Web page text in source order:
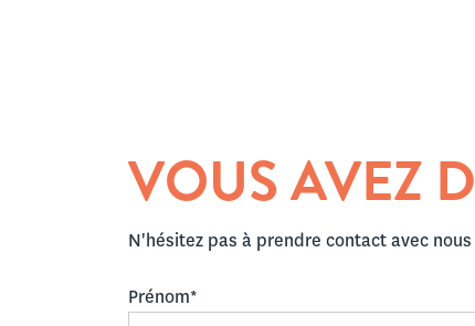
VOUS AVEZ
N'hésitez pas à prendre contact avec
Prénom*